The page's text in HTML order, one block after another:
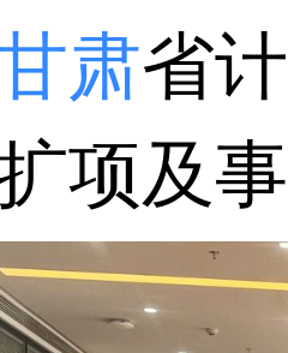
肃省
项及